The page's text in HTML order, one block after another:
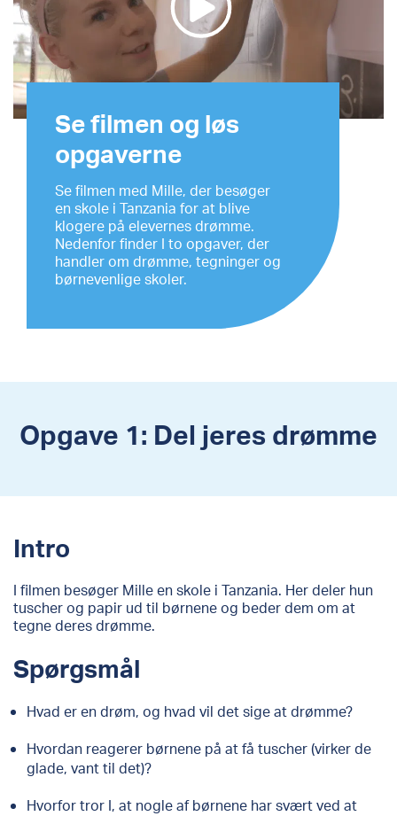
Se filmen og løs
opgaverne
Se filmen med Mille, der besøger
en skole i Tanzania for at blive
klogere på elevernes drømme.
Nedenfor finder I to opgaver, der
handler om drømme, tegninger og
børnevenlige skoler.
Opgave 1: Del jeres drømme
Intro
I filmen besøger Mille en skole i Tanzania. Her deler hun
tuscher og papir ud til børnene og beder dem om at
tegne deres drømme.
Spørgsmål
Hvad er en drøm, og hvad vil det sige at drømme?
Hvordan reagerer børnene på at få tuscher (virker de
glade, vant til det)?
Hvorfor tror I, at nogle af børnene har svært ved at